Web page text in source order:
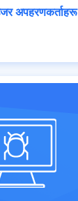
अपहरणकर्ताहरू